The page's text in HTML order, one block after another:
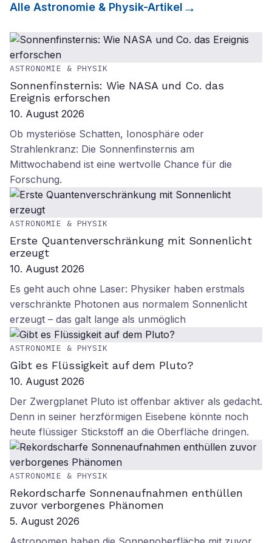
Alle Astronomie & Physik-Artikel
ASTRONOMIE & PHYSIK
Sonnenfinsternis: Wie NASA und Co. das
Ereignis erforschen
10. August 2026
Ob mysteriöse Schatten, Ionosphäre oder
Strahlenkranz: Die Sonnenfinsternis am
Mittwochabend ist eine wertvolle Chance für die
Forschung.
ASTRONOMIE & PHYSIK
Erste Quantenverschränkung mit Sonnenlicht
erzeugt
10. August 2026
Es geht auch ohne Laser: Physiker haben erstmals
verschränkte Photonen aus normalem Sonnenlicht
erzeugt – das galt lange als unmöglich
ASTRONOMIE & PHYSIK
Gibt es Flüssigkeit auf dem Pluto?
10. August 2026
Der Zwergplanet Pluto ist offenbar aktiver als gedacht.
Denn in seiner herzförmigen Eisebene könnte noch
heute flüssiger Stickstoff an die Oberfläche dringen.
ASTRONOMIE & PHYSIK
Rekordscharfe Sonnenaufnahmen enthüllen
zuvor verborgenes Phänomen
5. August 2026